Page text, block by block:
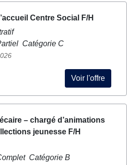
Centre Social F/H
Catégorie C
Voir l'offre
– chargé d’animations
jeunesse F/H
Catégorie B